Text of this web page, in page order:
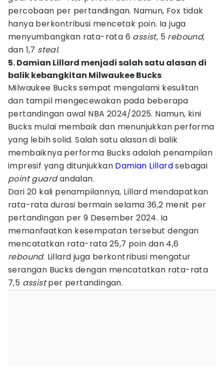
percobaan per pertandingan. Namun, Fox tidak
hanya berkontribusi mencetak poin. Ia juga
menyumbangkan rata-rata 6 assist, 5 rebound,
dan 1,7 steal.
5. Damian Lillard menjadi salah satu alasan di
balik kebangkitan Milwaukee Bucks
Milwaukee Bucks sempat mengalami kesulitan
dan tampil mengecewakan pada beberapa
pertandingan awal NBA 2024/2025. Namun, kini
Bucks mulai membaik dan menunjukkan performa
yang lebih solid. Salah satu alasan di balik
membaiknya performa Bucks adalah penampilan
impresif yang ditunjukkan Damian Lillardsebagai
point guardandalan.
Dari 20 kali penampilannya, Lillard mendapatkan
rata-rata durasi bermain selama 36,2 menit per
pertandingan per 9 Desember 2024. Ia
memanfaatkan kesempatan tersebut dengan
mencatatkan rata-rata 25,7 poin dan 4,6
rebound. Lillard juga berkontribusi mengatur
serangan Bucks dengan mencatatkan rata-rata
7,5 assistper pertandingan.